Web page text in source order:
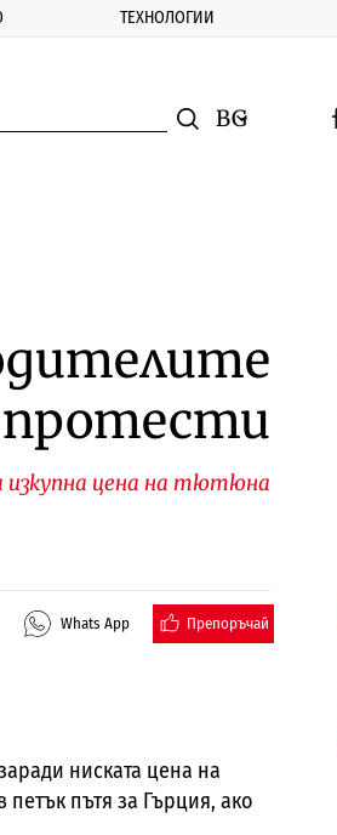
ТЕХНОЛОГИИ
Смяна на
цена на тютюна
Whats App Препоръчай
ниската цена на
пътя за Гърция, ако